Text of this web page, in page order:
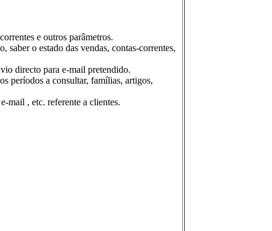
e outros parâmetros.
saber o estado das vendas, contas-correntes,
directo para e-mail pretendido.
períodos a consultar, famílias, artigos,
mail , etc. referente a clientes.